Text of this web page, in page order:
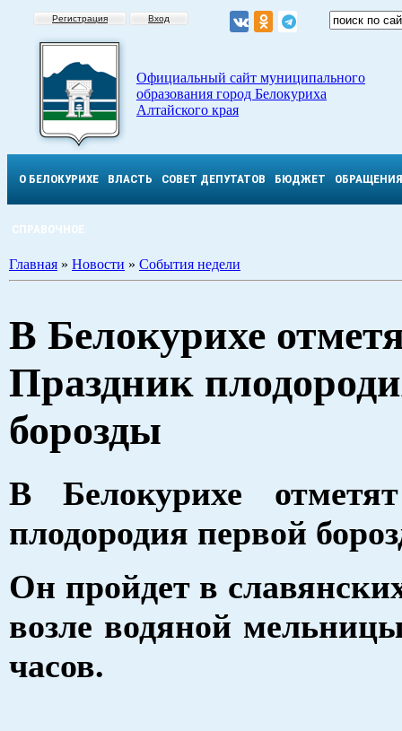
Регистрация Вход
Официальный сайт муниципального
образования город Белокуриха
Алтайского края
О БЕЛОКУРИХЕ ВЛАСТЬ СОВЕТ ДЕПУТАТОВ БЮДЖЕТ ОБРАЩЕНИЯ
СПРАВОЧНОЕ
Главная » Новости » События недели
В Белокурихе
Праздник
борозды
В Белокурихе
плодородия первой
Он пройдет в
возле водяной
часов.